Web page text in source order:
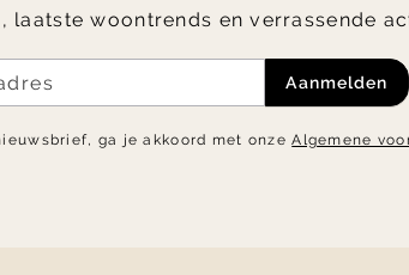
laatste woontrends en verrassende
Aanmelden
ga je akkoord met onzeAlgemene